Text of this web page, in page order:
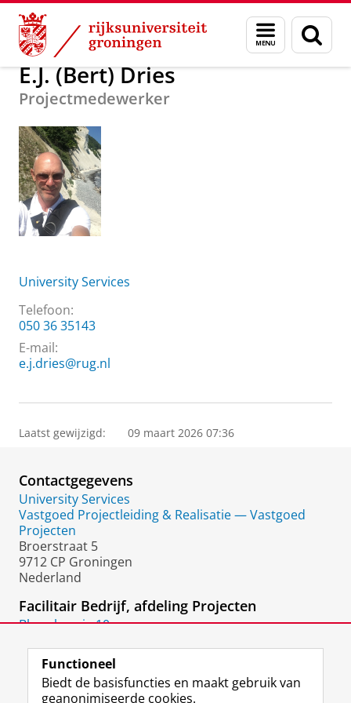
Skip
Content
Skip
Navigation
Menu
en
zoeken
Over ons E.J. (Bert) Dries
E.J. (Bert) Dries
Projectmedewerker
University Services
Telefoon:
050 36 35143
E-mail:
e.j.dries@rug.nl
Laatst gewijzigd: 09 maart 2026 07:36
Contactgegevens
University Services
Vastgoed Projectleiding & Realisatie — Vastgoed
Projecten
Broerstraat 5
9712 CP Groningen
Nederland
Facilitair Bedrijf, afdeling Projecten
Blauwborgje 10
Functioneel
Biedt de basisfuncties en maakt gebruik van
geanonimiseerde cookies.